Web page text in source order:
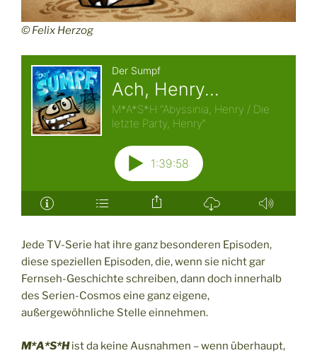
© Felix Herzog
Jede TV-Serie hat ihre ganz besonderen Episoden,
diese speziellen Episoden, die, wenn sie nicht gar
Fernseh-Geschichte schreiben, dann doch innerhalb
des Serien-Cosmos eine ganz eigene,
außergewöhnliche Stelle einnehmen.
M*A*S*Hist da keine Ausnahmen – wenn überhaupt,